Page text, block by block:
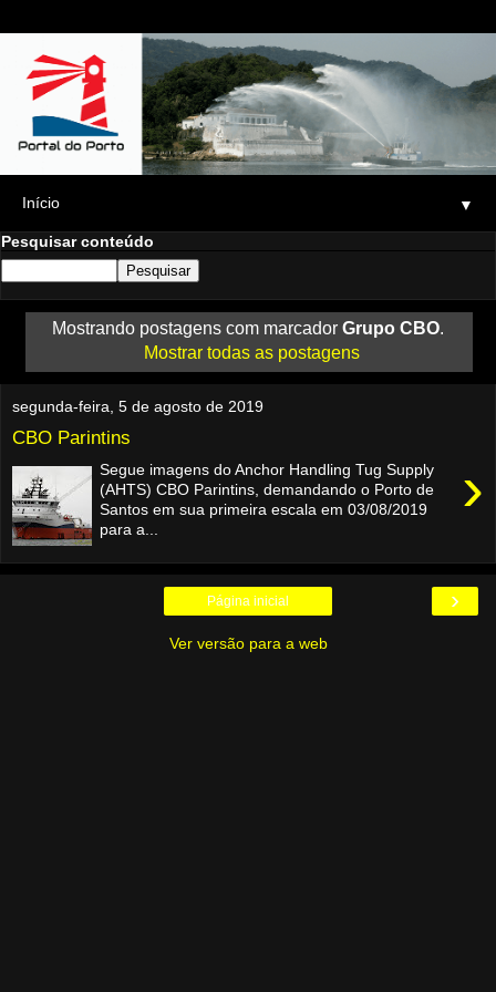
▼
Pesquisar conteúdo
Mostrando postagens com marcador Grupo CBO.
Mostrar todas as postagens
segunda-feira, 5 de agosto de 2019
CBO Parintins
›
Segue imagens do Anchor Handling Tug Supply
(AHTS) CBO Parintins, demandando o Porto de
Santos em sua primeira escala em 03/08/2019
para a...
›
Página inicial
Ver versão para a web